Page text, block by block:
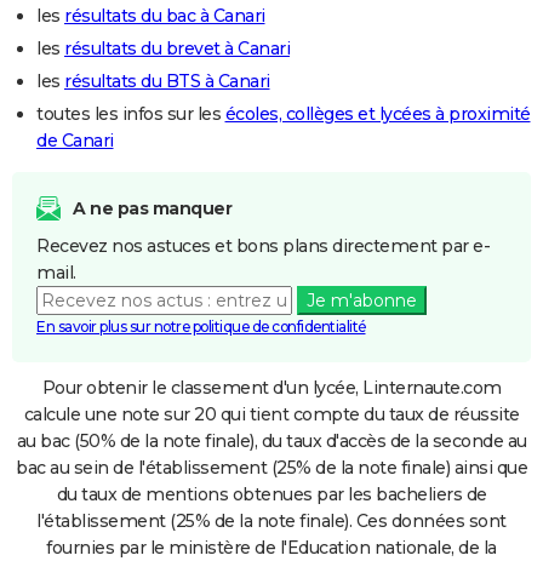
les résultats du bac à Canari
les résultats du brevet à Canari
les résultats du BTS à Canari
toutes les infos sur les écoles, collèges et lycées à proximité
de Canari
A ne pas manquer
Recevez nos astuces et bons plans directement par e-
mail.
Je m'abonne
En savoir plus sur notre politique de confidentialité
Pour obtenir le classement d'un lycée, Linternaute.com
calcule une note sur 20 qui tient compte du taux de réussite
au bac (50% de la note finale), du taux d'accès de la seconde au
bac au sein de l'établissement (25% de la note finale) ainsi que
du taux de mentions obtenues par les bacheliers de
l'établissement (25% de la note finale). Ces données sont
fournies par le ministère de l'Education nationale, de la